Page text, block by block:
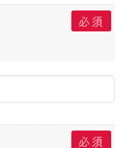
必須
必須